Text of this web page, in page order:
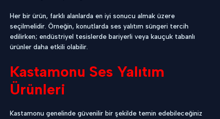
Her bir ürün, farklı alanlarda en iyi sonucu almak üzere
seçilmelidir. Örneğin, konutlarda ses yalıtım süngeri tercih
edilirken; endüstriyel tesislerde bariyerli veya kauçuk tabanlı
ürünler daha etkili olabilir.
Kastamonu Ses Yalıtım
Ürünleri
Kastamonu genelinde güvenilir bir şekilde temin edebileceğiniz